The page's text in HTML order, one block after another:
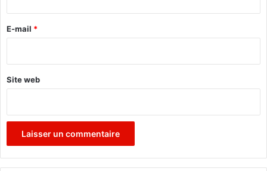
u
r
a
e
r
e
E-mail *
Site web